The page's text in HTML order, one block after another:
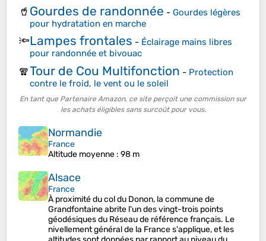
🥤 Gourdes de randonnée - Gourdes légères
pour hydratation en marche
🔦Lampes frontales - Éclairage mains libres
pour randonnée et bivouac
🧣Tour de Cou Multifonction - Protection
contre le froid, le vent ou le soleil
En tant que Partenaire Amazon, ce site perçoit une commission sur
les achats éligibles sans surcoût pour vous.
Normandie
France
Altitude moyenne : 98 m
Alsace
France
À proximité du col du Donon, la commune de
Grandfontaine abrite l'un des vingt-trois points
géodésiques du Réseau de référence français. Le
nivellement général de la France s'applique, et les